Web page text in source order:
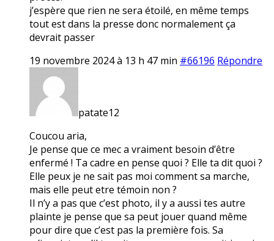
j’espère que rien ne sera étoilé, en même temps
tout est dans la presse donc normalement ça
devrait passer
19 novembre 2024 à 13 h 47 min #66196 Répondre
patate12
Coucou aria,
Je pense que ce mec a vraiment besoin d’être
enfermé ! Ta cadre en pense quoi ? Elle ta dit quoi ?
Elle peux je ne sait pas moi comment sa marche,
mais elle peut etre témoin non ?
Il n’y a pas que c’est photo, il y a aussi tes autre
plainte je pense que sa peut jouer quand même
pour dire que c’est pas la première fois. Sa